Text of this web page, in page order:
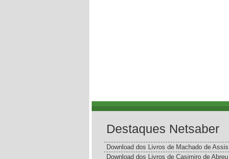
Destaques Netsaber
Download dos Livros de Machado de Assis
Download dos Livros de Casimiro de Abreu